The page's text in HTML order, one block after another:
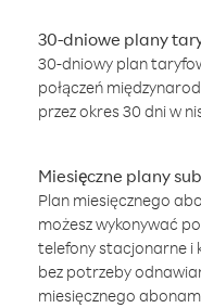
30-dniowe plany
30-dniowy plan
połączeń
przez okres 30 dni w
Miesięczne plany
Plan miesięcznego
możesz wykonywać
telefony stacjonarne i
bez potrzeby
miesięcznego